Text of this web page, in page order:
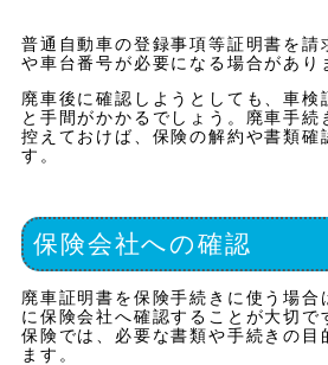
普通自動車の登録事項等証明書を請
や車台番号が必要になる場合があり
廃車後に確認しようとしても、車検
と手間がかかるでしょう。廃車手続
控えておけば、保険の解約や書類確
す。
保険会社への確認
廃車証明書を保険手続きに使う場合
に保険会社へ確認することが大切で
保険では、必要な書類や手続きの目
ます。